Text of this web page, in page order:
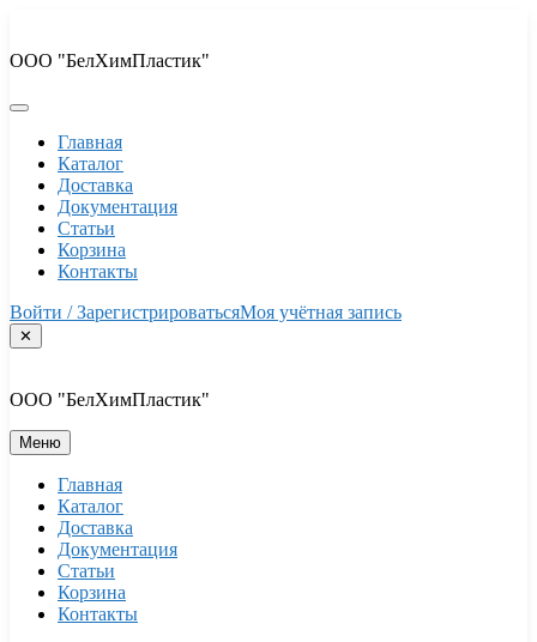
содержимому
ООО "БелХимПластик"
Главная
Каталог
Доставка
Документация
Статьи
Корзина
Контакты
Войти / ЗарегистрироватьсяМоя учётная запись
✕
ООО "БелХимПластик"
Меню
Главная
Каталог
Доставка
Документация
Статьи
Корзина
Контакты